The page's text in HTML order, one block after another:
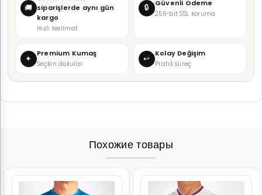
🚚 siparişlerde aynı gün
kargo
Hızlı teslimat
🔒 Güvenli Ödeme
256-bit SSL koruma
✦ Premium Kumaş
Seçkin dokular ↩ Kolay Değişim
Pratik süreç
Похожие товары